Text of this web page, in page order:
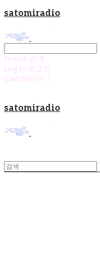
satomiradio
Search 검색
Log In 로그인
Cart 장바구니
satomiradio